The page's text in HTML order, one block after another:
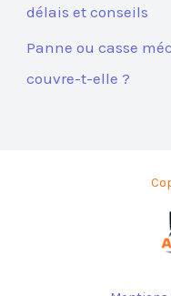
délais et conseils
Panne ou casse
couvre-t-elle ?